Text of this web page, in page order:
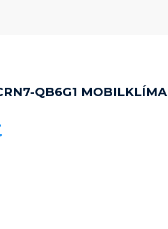
QB6G1 MOBILKLÍMA